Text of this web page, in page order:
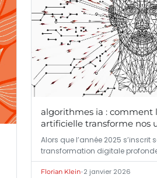
algorithmes ia : comment
artificielle transforme nos
Alors que l’année 2025 s’inscrit
transformation digitale
Florian Klein•2 janvier 2026